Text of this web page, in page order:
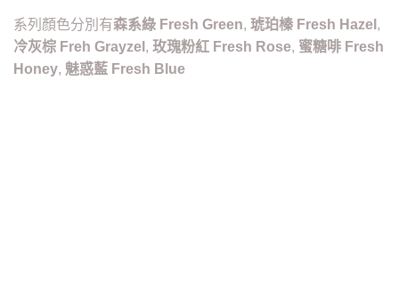
系列顏色分別有森系綠 Fresh Green, 琥珀榛 Fresh Hazel ,
冷灰棕 Freh Grayzel , 玫瑰粉紅 Fresh Rose, 蜜糖啡 Fresh
Honey, 魅惑藍 Fresh Blue